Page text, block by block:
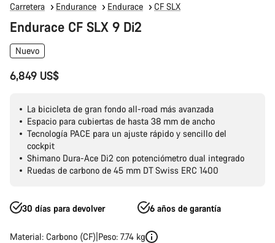
Carretera Endurance Endurace CF SLX
Endurace CF SLX 9 Di2
Nuevo
6,849 US$
La bicicleta de gran fondo all-road más avanzada
Espacio para cubiertas de hasta 38 mm de ancho
Tecnología PACE para un ajuste rápido y sencillo del
cockpit
Shimano Dura-Ace Di2 con potenciómetro dual integrado
Ruedas de carbono de 45 mm DT Swiss ERC 1400
30 días para devolver 6 años de garantía
Material: Carbono (CF) Peso: 7.74 kg